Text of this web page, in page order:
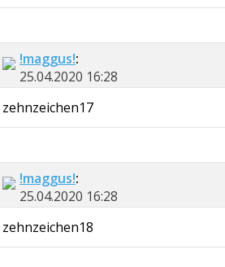
!maggus!:
25.04.2020 16:28
zehnzeichen17
!maggus!:
25.04.2020 16:28
zehnzeichen18